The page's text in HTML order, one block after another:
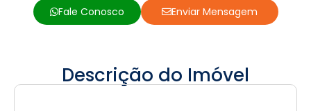
Fale Conosco Enviar Mensagem
Descrição do Imóvel